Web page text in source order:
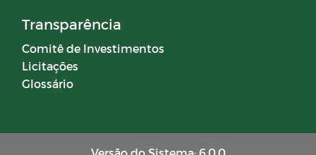
Transparência
Comitê de Investimentos
Licitações
Glossário